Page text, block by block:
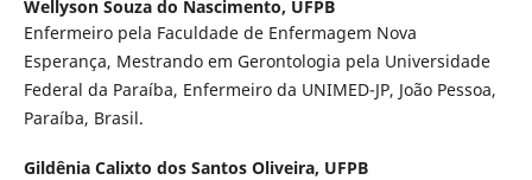
Wellyson Souza do Nascimento, UFPB
Enfermeiro pela Faculdade de Enfermagem Nova
Esperança, Mestrando em Gerontologia pela Universidade
Federal da Paraíba, Enfermeiro da UNIMED-JP, João Pessoa,
Paraíba, Brasil.
Gildênia Calixto dos Santos Oliveira, UFPB